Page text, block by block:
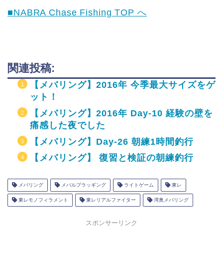
■NABRA Chase Fishing TOP へ
関連投稿:
【メバリング】2016年 今季最大サイズをゲ
ット！
【メバリング】2016年 Day-10 経験の壁を
痛感した夜でした
【メバリング】Day-26 朝練1時間釣行
【メバリング】 復習と検証の朝練釣行
メバリング メバルプラッギング ライトゲーム 東レ
東レモノフィラメント 東レリアルファイター 湾奥メバリング
スポンサーリンク